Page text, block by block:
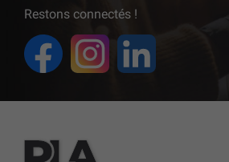
Restons connectés !